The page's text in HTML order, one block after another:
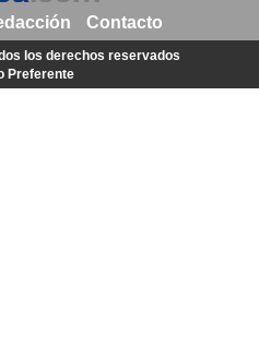
Contacto
los derechos reservados
Preferente